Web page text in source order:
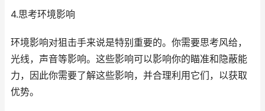
4.思考环境影响
环境影响对狙击手来说是特别重要的。你需要思考风给，
光线，声音等影响。这些影响可以影响你的瞄准和隐蔽能
力，因此你需要了解这些影响，并合理利用它们，以获取
优势。